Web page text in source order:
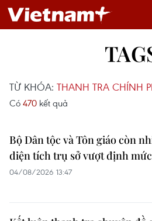
TỪ KHÓA: THANH TRA CHÍNH
Có 470 kết quả
Bộ Dân tộc và Tôn giáo còn
diện tích trụ sở vượt định mức
04/08/2026 13:47